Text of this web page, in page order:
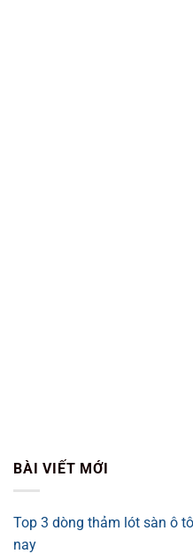
BÀI VIẾT MỚI
Top 3 dòng thảm lót sàn ô
nay